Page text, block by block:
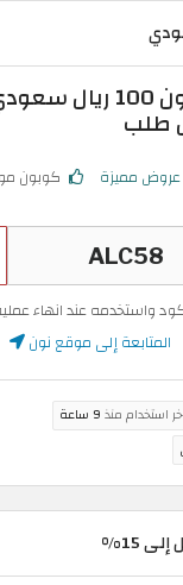
كوبون خصم نون
طلب
عروض مميزة كوبون
واستخدمه عند انهاء
المتابعة إلى موقع نون
استخدام منذ 9 ساعة
15%